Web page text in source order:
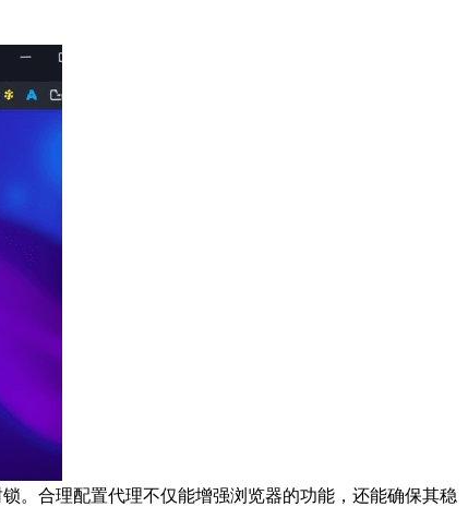
合理配置代理不仅能增强浏览器的功能，还能确保其稳